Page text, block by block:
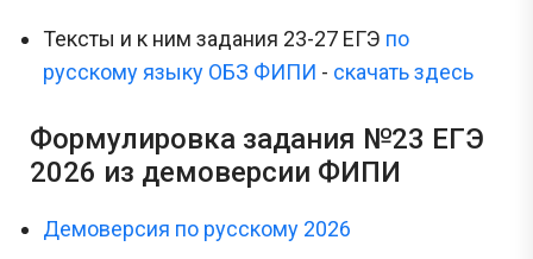
Тексты и к ним задания 23-27 ЕГЭ по
русскому языку ОБЗ ФИПИ - скачать здесь
Формулировка задания №23 ЕГЭ
2026 из демоверсии ФИПИ
Демоверсия по русскому 2026